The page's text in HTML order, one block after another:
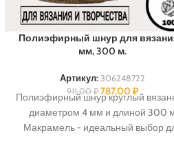
Полиэфирный шнур для
мм, 300 м.
Артикул:306248722
911,00₽ 787,00₽
Полиэфирный шнур круглый
диаметром 4 мм и длиной 300
Макрамель - идеальный выбор